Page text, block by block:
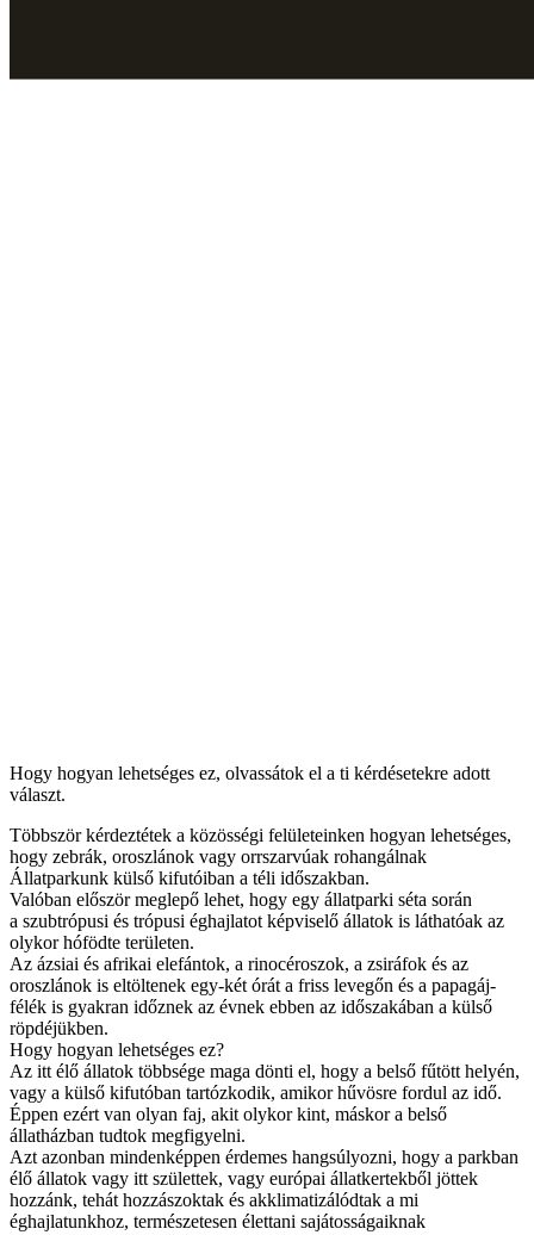
Hogy hogyan lehetséges ez, olvassátok el a ti kérdésetekre adott
választ.
Többször kérdeztétek a közösségi felületeinken hogyan lehetséges,
hogy zebrák, oroszlánok vagy orrszarvúak rohangálnak
Állatparkunk külső kifutóiban a téli időszakban.
Valóban először meglepő lehet, hogy egy állatparki séta során
a szubtrópusi és trópusi éghajlatot képviselő állatok is láthatóak az
olykor hófödte területen.
Az ázsiai és afrikai elefántok, a rinocéroszok, a zsiráfok és az
oroszlánok is eltöltenek egy-két órát a friss levegőn és a papagáj-
félék is gyakran időznek az évnek ebben az időszakában a külső
röpdéjükben.
Hogy hogyan lehetséges ez?
Az itt élő állatok többsége maga dönti el, hogy a belső fűtött helyén,
vagy a külső kifutóban tartózkodik, amikor hűvösre fordul az idő.
Éppen ezért van olyan faj, akit olykor kint, máskor a belső
állatházban tudtok megfigyelni.
Azt azonban mindenképpen érdemes hangsúlyozni, hogy a parkban
élő állatok vagy itt születtek, vagy európai állatkertekből jöttek
hozzánk, tehát hozzászoktak és akklimatizálódtak a mi
éghajlatunkhoz, természetesen élettani sajátosságaiknak